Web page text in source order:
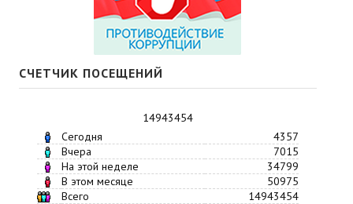
СЧЕТЧИК ПОСЕЩЕНИЙ
14943454
Сегодня
4357
Вчера
7015
На этой неделе
34799
В этом месяце
50975
Всего
14943454